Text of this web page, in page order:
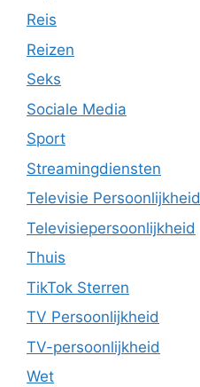
Reis
Reizen
Seks
Sociale Media
Sport
Streamingdiensten
Televisie Persoonlijkheid
Televisiepersoonlijkheid
Thuis
TikTok Sterren
TV Persoonlijkheid
TV-persoonlijkheid
Wet